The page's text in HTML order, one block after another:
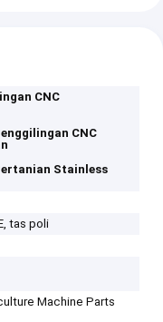
CNC
CNC
Stainless
tas poli
Machine Parts